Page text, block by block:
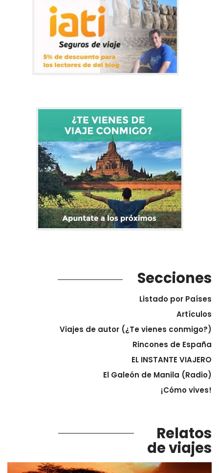
Secciones
Listado por Países
Artículos
Viajes de autor (¿Te vienes conmigo?)
Rincones de España
EL INSTANTE VIAJERO
El Galeón de Manila (Radio)
¡Cómo vives!
Relatos
de viajes